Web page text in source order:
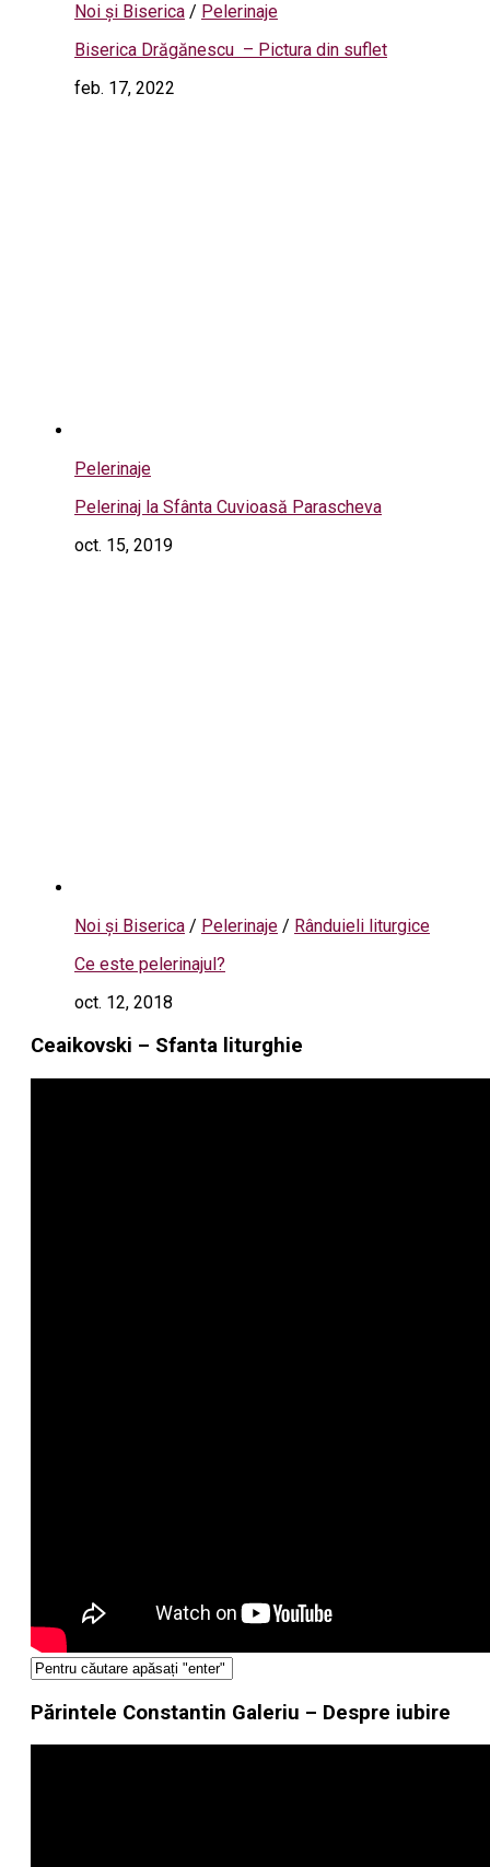
Noi și Biserica / Pelerinaje
Biserica Drăgănescu – Pictura din suflet
feb. 17, 2022
Pelerinaje
Pelerinaj la Sfânta Cuvioasă Parascheva
oct. 15, 2019
Noi și Biserica / Pelerinaje / Rânduieli liturgice
Ce este pelerinajul?
oct. 12, 2018
Ceaikovski – Sfanta liturghie
Părintele Constantin Galeriu – Despre iubire